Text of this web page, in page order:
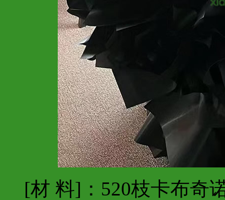
[材 料]：520枝卡布奇